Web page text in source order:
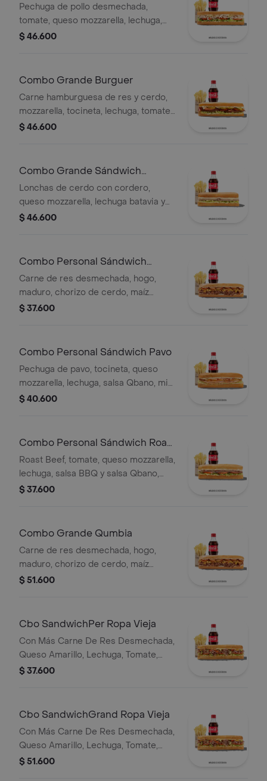
Pechuga de pollo desmechada,
tomate, queso mozzarella, lechuga,
mayonesa, papas a la francesa y
$ 46.600
Combo Grande Burguer
Carne hamburguesa de res y cerdo,
mozzarella, tocineta, lechuga, tomate,
pepinillos, salsa BBQ, salsa Qbano,
$ 46.600
Combo Grande Sándwich
Cordero
Lonchas de cerdo con cordero,
queso mozzarella, lechuga batavia y
salsa Qbano
$ 46.600
Combo Personal Sándwich
Qumbia
Carne de res desmechada, hogo,
maduro, chorizo de cerdo, maíz
tierno, salsa Qbano, papas y bebida.
$ 37.600
Combo Personal Sándwich Pavo
Pechuga de pavo, tocineta, queso
mozzarella, lechuga, salsa Qbano, miel
mostaza, papas a la francesa y
$ 40.600
Combo Personal Sándwich Roast
Beef
Roast Beef, tomate, queso mozzarella,
lechuga, salsa BBQ y salsa Qbano,
papas a la francesa y bebida.
$ 37.600
Combo Grande Qumbia
Carne de res desmechada, hogo,
maduro, chorizo de cerdo, maíz
tierno, salsa Qbano, papas y bebida.
$ 51.600
Cbo SandwichPer Ropa Vieja
Con Más Carne De Res Desmechada,
Queso Amarillo, Lechuga, Tomate,
Pimentón, Apio, Mostaza, Salsa Bbq,
$ 37.600
Cbo SandwichGrand Ropa Vieja
Con Más Carne De Res Desmechada,
Queso Amarillo, Lechuga, Tomate,
Pimentón, Apio, Mostaza, Salsa Bbq,
$ 51.600